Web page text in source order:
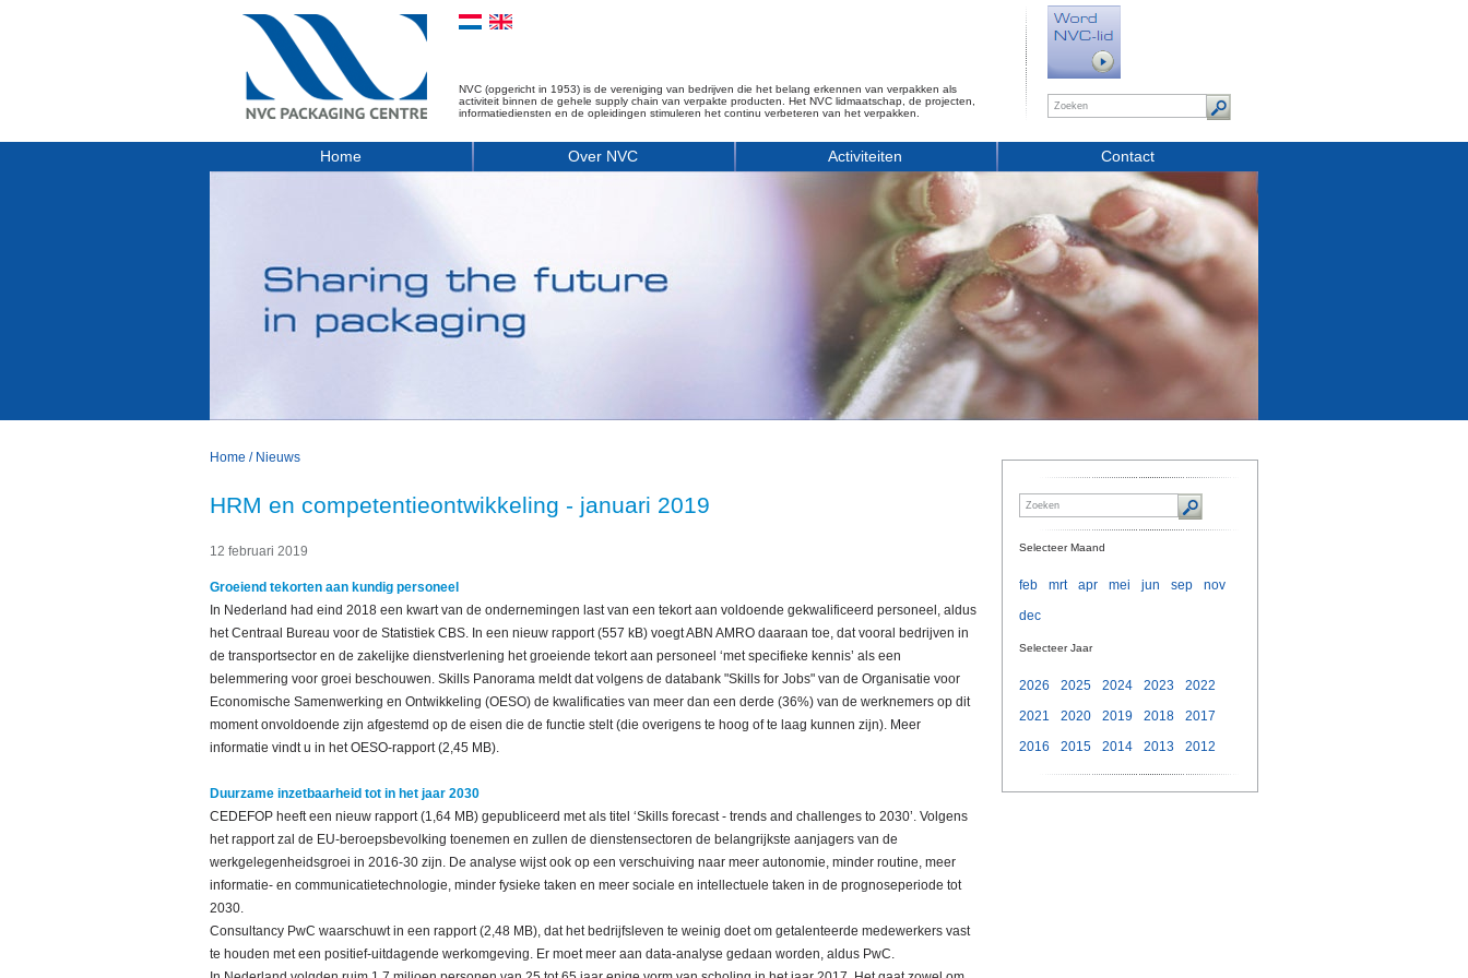
NVC (opgericht in 1953) is de vereniging van bedrijven die het belang erkennen van verpakken als
activiteit binnen de gehele supply chain van verpakte producten. Het NVC lidmaatschap, de projecten,
informatiediensten en de opleidingen stimuleren het continu verbeteren van het verpakken.
Home Over NVC Activiteiten Contact
Home / Nieuws
HRM en competentieontwikkeling - januari 2019
12 februari 2019
Groeiend tekorten aan kundig personeel
In Nederland had eind 2018 een kwart van de ondernemingen last van een tekort aan voldoende gekwalificeerd personeel, aldus
het Centraal Bureau voor de Statistiek CBS. In een nieuw rapport (557 kB) voegt ABN AMRO daaraan toe, dat vooral bedrijven in
de transportsector en de zakelijke dienstverlening het groeiende tekort aan personeel ‘met specifieke kennis’ als een
belemmering voor groei beschouwen. Skills Panorama meldt dat volgens de databank "Skills for Jobs" van de Organisatie voor
Economische Samenwerking en Ontwikkeling (OESO) de kwalificaties van meer dan een derde (36%) van de werknemers op dit
moment onvoldoende zijn afgestemd op de eisen die de functie stelt (die overigens te hoog of te laag kunnen zijn). Meer
informatie vindt u in het OESO-rapport (2,45 MB).
Duurzame inzetbaarheid tot in het jaar 2030
CEDEFOP heeft een nieuw rapport (1,64 MB) gepubliceerd met als titel ‘Skills forecast - trends and challenges to 2030’. Volgens
het rapport zal de EU-beroepsbevolking toenemen en zullen de dienstensectoren de belangrijkste aanjagers van de
werkgelegenheidsgroei in 2016-30 zijn. De analyse wijst ook op een verschuiving naar meer autonomie, minder routine, meer
informatie- en communicatietechnologie, minder fysieke taken en meer sociale en intellectuele taken in de prognoseperiode tot
2030.
Consultancy PwC waarschuwt in een rapport (2,48 MB), dat het bedrijfsleven te weinig doet om getalenteerde medewerkers vast
te houden met een positief-uitdagende werkomgeving. Er moet meer aan data-analyse gedaan worden, aldus PwC.
Selecteer Maand
feb mrt apr mei jun sep
nov
dec
Selecteer Jaar
2026 2025 2024 2023
2022
2021
2020 2019 2018
2017
2016
2015 2014 2013 2012